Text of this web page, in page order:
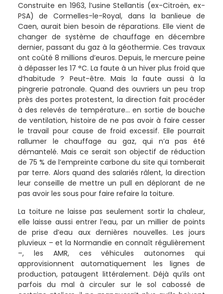
Construite en 1963, l’usine Stellantis (ex-Citroën, ex-
PSA) de Cormelles-le-Royal, dans la banlieue de
Caen, aurait bien besoin de réparations. Elle vient de
changer de système de chauffage en décembre
dernier, passant du gaz à la géothermie. Ces travaux
ont coûté 8 millions d’euros. Depuis, le mercure peine
à dépasser les 17 °C. La faute à un hiver plus froid que
d’habitude ? Peut-être. Mais la faute aussi à la
pingrerie patronale. Quand des ouvriers un peu trop
près des portes protestent, la direction fait procéder
à des relevés de température… en sortie de bouche
de ventilation, histoire de ne pas avoir à faire cesser
le travail pour cause de froid excessif. Elle pourrait
rallumer le chauffage au gaz, qui n’a pas été
démantelé. Mais ce serait son objectif de réduction
de 75 % de l’empreinte carbone du site qui tomberait
par terre. Alors quand des salariés râlent, la direction
leur conseille de mettre un pull en déplorant de ne
pas avoir les sous pour faire refaire la toiture.
La toiture ne laisse pas seulement sortir la chaleur,
elle laisse aussi entrer l’eau, par un millier de points
de prise d’eau aux dernières nouvelles. Les jours
pluvieux – et la Normandie en connaît régulièrement
–, les AMR, ces véhicules autonomes qui
approvisionnent automatiquement les lignes de
production, pataugent littéralement. Déjà qu’ils ont
parfois du mal à circuler sur le sol cabossé de